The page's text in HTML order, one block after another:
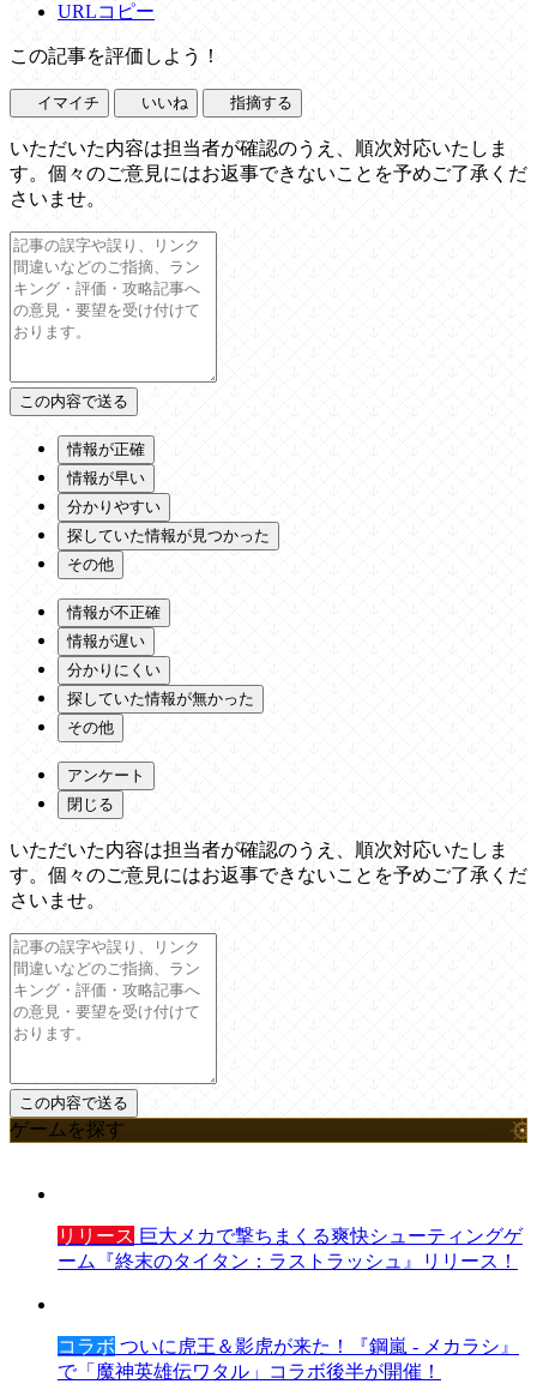
URLコピー
この記事を評価しよう！
イマイチ いいね 指摘する
いただいた内容は担当者が確認のうえ、順次対応いたしま
す。個々のご意見にはお返事できないことを予めご了承くだ
さいませ。
情報が正確
情報が早い
分かりやすい
探していた情報が見つかった
その他
情報が不正確
情報が遅い
分かりにくい
探していた情報が無かった
その他
アンケート
閉じる
いただいた内容は担当者が確認のうえ、順次対応いたしま
す。個々のご意見にはお返事できないことを予めご了承くだ
さいませ。
ゲームを探す
リリース 巨大メカで撃ちまくる爽快シューティングゲ
ーム『終末のタイタン：ラストラッシュ』リリース！
コラボ ついに虎王＆影虎が来た！『鋼嵐 - メカラシ』
で「魔神英雄伝ワタル」コラボ後半が開催！